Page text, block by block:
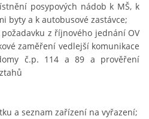
20. 7. 2026|Nahoru ↑
posypových nádob k MŠ, k
byty a k autobusové zastávce;
z říjnového jednání OV
zaměření vedlejší komunikace
č.p. 114 a 89 a prověření
a seznam zařízení na vyřazení;